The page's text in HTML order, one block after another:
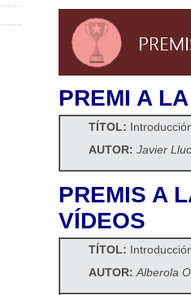
PREMI A
TÍTOL:
AUTOR: Javier
PREMIS A
VÍDEOS
TÍTOL:
AUTOR: Alberola